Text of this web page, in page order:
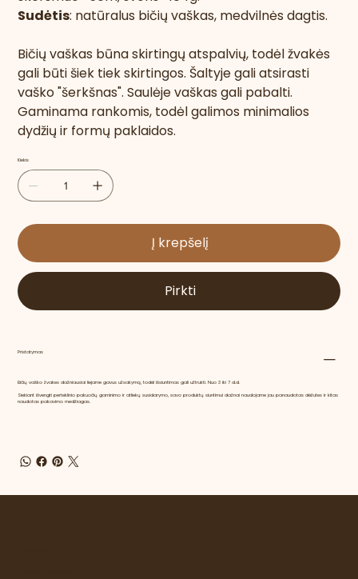
Sudėtis: natūralus bičių vaškas, medvilnės dagtis.
Bičių vaškas būna skirtingų atspalvių, todėl žvakės
gali būti šiek tiek skirtingos. Šaltyje gali atsirasti
vaško "šerkšnas". Saulėje vaškas gali pabalti.
Gaminama rankomis, todėl galimos minimalios
dydžių ir formų paklaidos.
Kiekis
Į krepšelį
Pirkti
Pristatymas
Bičių vaško žvakes dažniausiai liejame gavus užsakymą, todėl išsiuntimas gali užtrukti. Nuo 3 iki 7 d.d.
Siekiant išvengti perteklinio pakuočių gaminimo ir atliekų susidarymo, savo produktų siuntimui dažnai naudojame jau panaudotas dėžutes ir kitas
naudotas pakavimo medžiagas.